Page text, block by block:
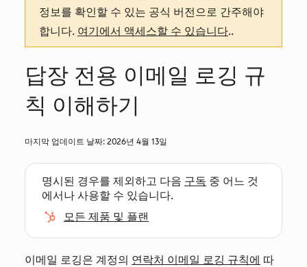
정보를 확인할 수 있는 공식 버전으로 간주해야
합니다. 여기에서 액세스할 수 있습니다..
답장 전용 이메일 로깅 규
칙 이해하기
마지막 업데이트 날짜: 2026년 4월 13일
명시된 경우를 제외하고 다음 구독 중 어느 것
에서나 사용할 수 있습니다.
모든 제품 및 플랜
이메일 로깅은 계정의 연락처 이메일 로깅 규칙에 따